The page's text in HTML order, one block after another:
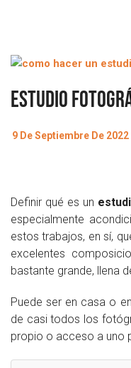
Estudio
9 De Septiembre De 2022
Definir qué es un
especialmente
estos trabajos, en sí,
excelentes
bastante grande, llena
Puede ser en casa o
de casi todos los
propio o acceso a uno